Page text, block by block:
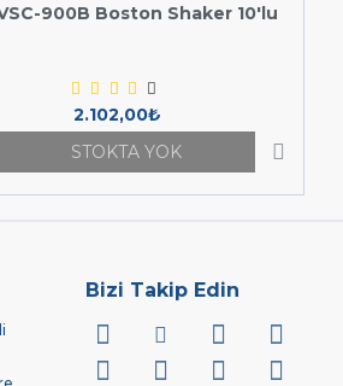
900B Boston Shaker 10'lu
2.102,00₺
STOKTA YOK
Bizi Takip Edin